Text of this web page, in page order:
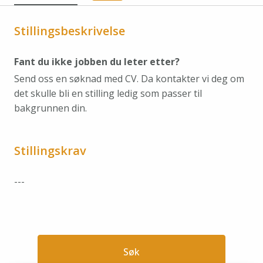
Stillingsbeskrivelse
Fant du ikke jobben du leter etter?
Send oss en søknad med CV. Da kontakter vi deg om
det skulle bli en stilling ledig som passer til
bakgrunnen din.
Stillingskrav
---
Søk